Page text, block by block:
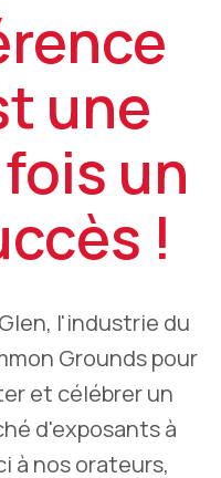
une
un
!
l'industrie du
Grounds pour
et célébrer un
d'exposants à
à nos orateurs,